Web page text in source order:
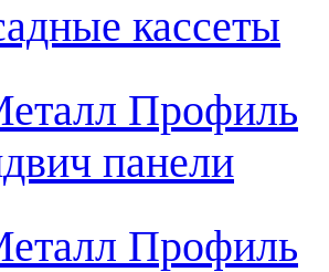
кассеты
Профиль
панели
Профиль